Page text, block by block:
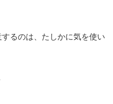
るのは、たしかに気を使い